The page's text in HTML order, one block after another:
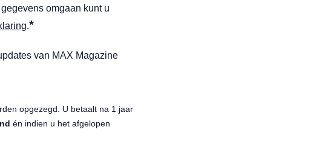
omgaan kunt u
.*
van MAX Magazine
opgezegd. U betaalt na 1 jaar
én indien u het afgelopen